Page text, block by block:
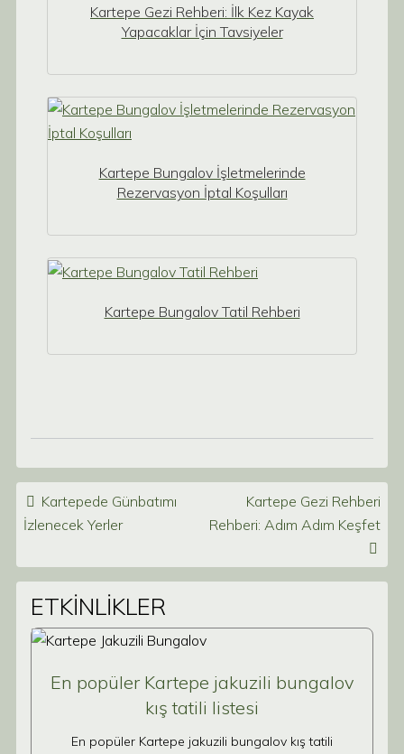
Kartepe Gezi Rehberi: İlk Kez Kayak
Yapacaklar İçin Tavsiyeler
Kartepe Bungalov İşletmelerinde
Rezervasyon İptal Koşulları
Kartepe Bungalov Tatil Rehberi
Post navigation
Kartepede Günbatımı
İzlenecek Yerler
Kartepe Gezi Rehberi
Rehberi: Adım Adım Keşfet
ETKİNLİKLER
En popüler Kartepe jakuzili bungalov
kış tatili listesi
En popüler Kartepe jakuzili bungalov kış tatili